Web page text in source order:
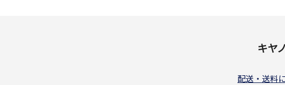
キヤ
配送・送料